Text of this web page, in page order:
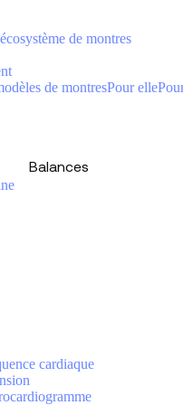
Balances
de montres
de montresPour elle
cardiaque